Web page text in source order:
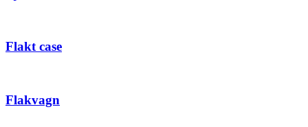
Flakt case
Flakvagn